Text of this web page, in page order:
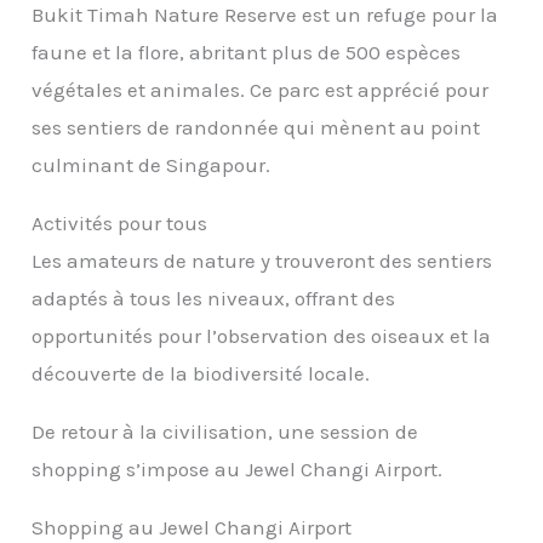
Bukit Timah Nature Reserve est un refuge pour la
faune et la flore, abritant plus de 500 espèces
végétales et animales. Ce parc est apprécié pour
ses sentiers de randonnée qui mènent au point
culminant de Singapour.
Activités pour tous
Les amateurs de nature y trouveront des sentiers
adaptés à tous les niveaux, offrant des
opportunités pour l’observation des oiseaux et la
découverte de la biodiversité locale.
De retour à la civilisation, une session de
shopping s’impose au Jewel Changi Airport.
Shopping au Jewel Changi Airport